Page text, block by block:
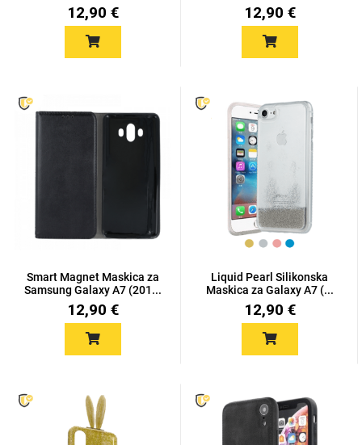
12,90 € 12,90 €
Smart Magnet Maskica za
Samsung Galaxy A7 (201...
12,90 €
Liquid Pearl Silikonska
Maskica za Galaxy A7 (...
12,90 €
Mandale / Cvjetni
motivi
Citati & Stihovi
MarbleMania
Crtani filmovi
Sportski motivi Obiteljski motivi